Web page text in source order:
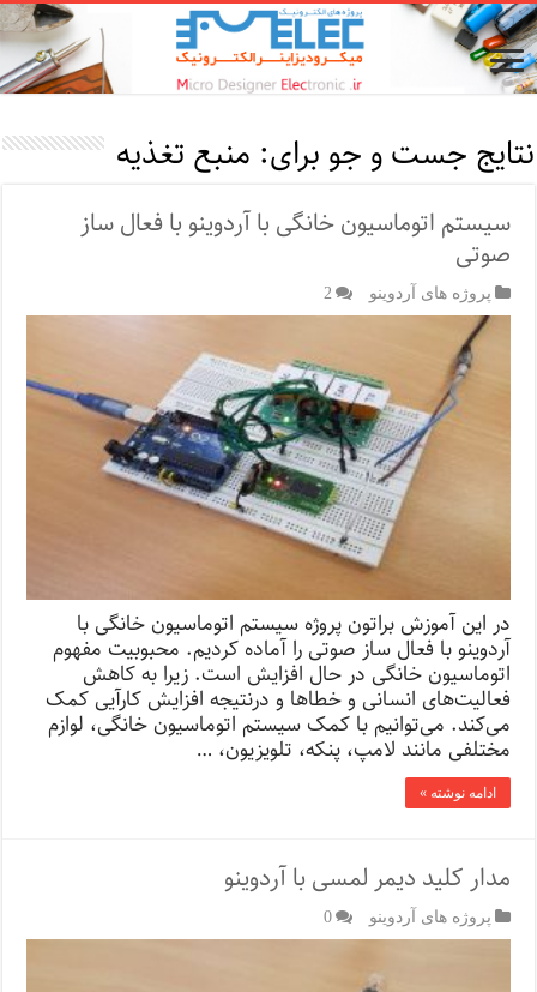
نتایج جست و جو برای: منبع تغذیه
سیستم اتوماسیون خانگی با آردوینو با فعال ساز
صوتی
پروژه های آردوینو 2
در این آموزش براتون پروژه سیستم اتوماسیون خانگی با
آردوینو با فعال ساز صوتی را آماده کردیم. محبوبیت مفهوم
اتوماسیون خانگی در حال افزایش است. زیرا به کاهش
فعالیت‌های انسانی و خطاها و درنتیجه افزایش کارآیی کمک
می‌کند. می‌توانیم با کمک سیستم اتوماسیون خانگی، لوازم
مختلفی مانند لامپ، پنکه، تلویزیون، …
ادامه نوشته »
مدار کلید دیمر لمسی با آردوینو
پروژه های آردوینو 0